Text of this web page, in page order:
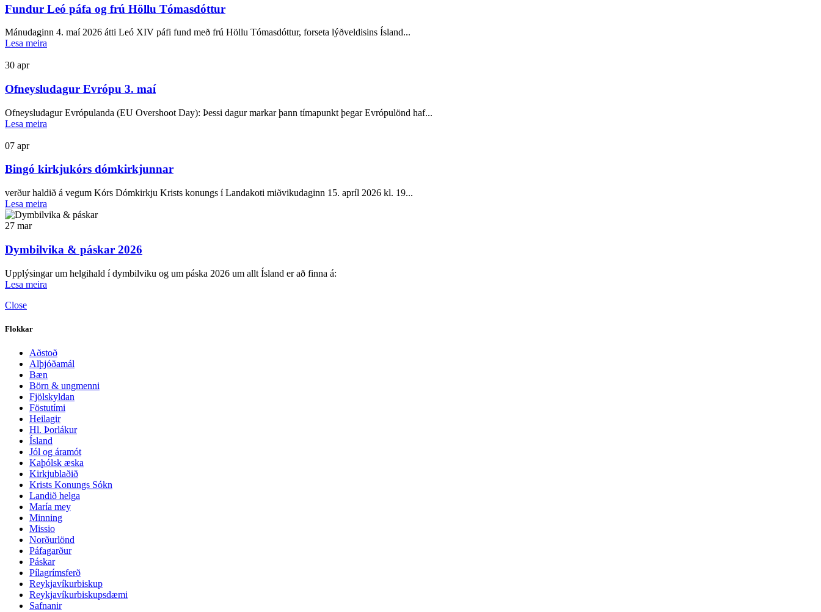
Fundur Leó páfa og frú Höllu Tómasdóttur
Mánudaginn 4. maí 2026 átti Leó XIV páfi fund með frú Höllu Tómasdóttur, forseta lýðveldisins Ísland...
Lesa meira
30 apr
Ofneysludagur Evrópu 3. maí
Ofneysludagur Evrópulanda (EU Overshoot Day): Þessi dagur markar þann tímapunkt þegar Evrópulönd haf...
Lesa meira
07 apr
Bingó kirkjukórs dómkirkjunnar
verður haldið á vegum Kórs Dómkirkju Krists konungs í Landakoti miðvikudaginn 15. apríl 2026 kl. 19...
Lesa meira
27 mar
Dymbilvika & páskar 2026
Upplýsingar um helgihald í dymbilviku og um páska 2026 um allt Ísland er að finna á:
Lesa meira
Close
Flokkar
Aðstoð
Alþjóðamál
Bæn
Börn & ungmenni
Fjölskyldan
Föstutími
Heilagir
Hl. Þorlákur
Ísland
Jól og áramót
Kaþólsk æska
Kirkjublaðið
Krists Konungs Sókn
Landið helga
María mey
Minning
Missio
Norðurlönd
Páfagarður
Páskar
Pílagrímsferð
Reykjavíkurbiskup
Reykjavíkurbiskupsdæmi
Safnanir